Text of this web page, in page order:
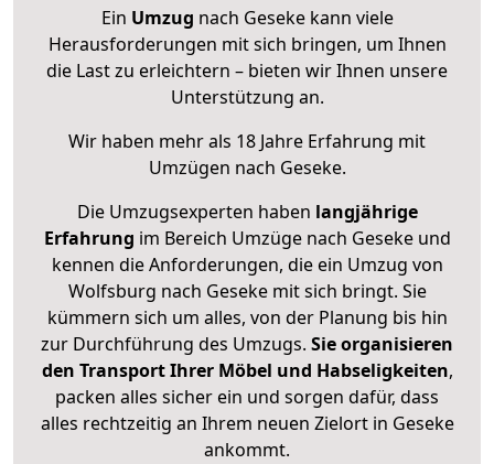
Ein Umzug nach Geseke kann viele
Herausforderungen mit sich bringen, um Ihnen
die Last zu erleichtern – bieten wir Ihnen unsere
Unterstützung an.
Wir haben mehr als 18 Jahre Erfahrung mit
Umzügen nach Geseke.
Die Umzugsexperten haben langjährige
Erfahrung im Bereich Umzüge nach Geseke und
kennen die Anforderungen, die ein Umzug von
Wolfsburg nach Geseke mit sich bringt. Sie
kümmern sich um alles, von der Planung bis hin
zur Durchführung des Umzugs. Sie organisieren
den Transport Ihrer Möbel und Habseligkeiten,
packen alles sicher ein und sorgen dafür, dass
alles rechtzeitig an Ihrem neuen Zielort in Geseke
ankommt.